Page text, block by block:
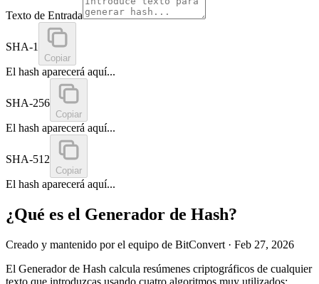
Texto de Entrada
SHA-1
Copiar
El hash aparecerá aquí...
SHA-256
Copiar
El hash aparecerá aquí...
SHA-512
Copiar
El hash aparecerá aquí...
¿Qué es el Generador de Hash?
Creado y mantenido por el equipo de BitConvert · Feb 27, 2026
El Generador de Hash calcula resúmenes criptográficos de cualquier
texto que introduzcas usando cuatro algoritmos muy utilizados: